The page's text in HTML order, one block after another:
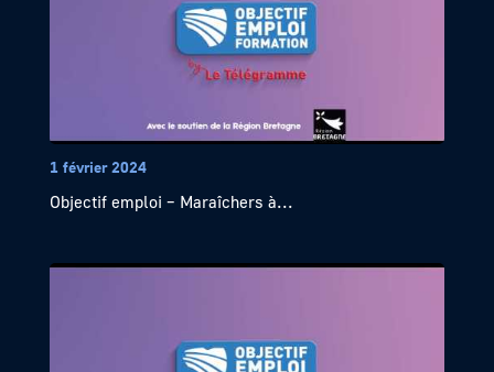
1 février 2024
Objectif emploi – Maraîchers à...